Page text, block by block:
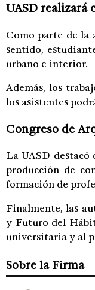
UASD realizará
Como parte de la
sentido,
urbano e interior.
Además, los
los asistentes
Congreso de
La UASD
producción de
formación de
Finalmente, las
y Futuro del
universitaria y al
Sobre la Firma